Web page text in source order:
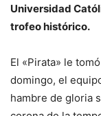
Universidad
trofeo histórico.
El «Pirata» le
domingo, el
hambre de gloria